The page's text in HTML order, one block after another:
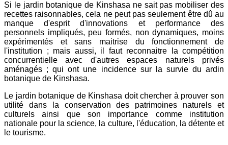
Si le jardin botanique de Kinshasa ne sait pas mobiliser des
recettes raisonnables, cela ne peut pas seulement être dû au
manque d'esprit d'innovations et performance des
personnels impliqués, peu formés, non dynamiques, moins
expérimentés et sans maitrise du fonctionnement de
l'institution ; mais aussi, il faut reconnaitre la compétition
concurrentielle avec d'autres espaces naturels privés
aménagés ; qui ont une incidence sur la survie du ardin
botanique de Kinshasa.
Le jardin botanique de Kinshasa doit chercher à prouver son
utilité dans la conservation des patrimoines naturels et
culturels ainsi que son importance comme institution
nationale pour la science, la culture, l'éducation, la détente et
le tourisme.